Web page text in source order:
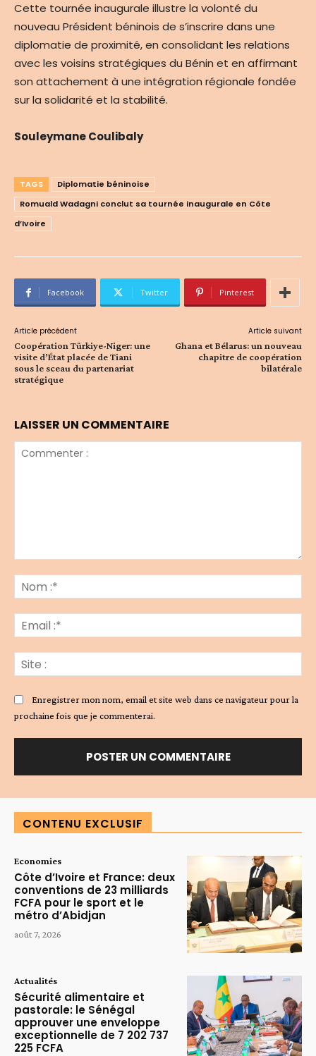
Cette tournée inaugurale illustre la volonté du
nouveau Président béninois de s’inscrire dans une
diplomatie de proximité, en consolidant les relations
avec les voisins stratégiques du Bénin et en affirmant
son attachement à une intégration régionale fondée
sur la solidarité et la stabilité.
Souleymane Coulibaly
TAGS
Diplomatie béninoise
Romuald Wadagni conclut sa tournée inaugurale en Côte
d’Ivoire
Facebook Twitter Pinterest
Article précédent
Coopération Türkiye-Niger: une
visite d’État placée de Tiani
sous le sceau du partenariat
stratégique
Article suivant
Ghana et Bélarus: un nouveau
chapitre de coopération
bilatérale
LAISSER UN COMMENTAIRE
:*
:*
:
Enregistrer mon nom, email et site web dans ce navigateur pour la
prochaine fois que je commenterai.
CONTENU EXCLUSIF
Economies
Côte d’Ivoire et France: deux
conventions de 23 milliards
FCFA pour le sport et le
métro d’Abidjan
août 7, 2026
Actualités
Sécurité alimentaire et
pastorale: le Sénégal
approuver une enveloppe
exceptionnelle de 7 202 737
225 FCFA